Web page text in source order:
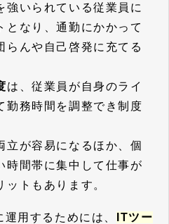
強いられている従業員に
となり、通勤にかかって
らんや自己啓発に充てる
は、従業員が自身のライ
勤務時間を調整でき制度
立が容易になるほか、個
時間帯に集中して仕事が
トもあります。
用するためには、
ITツー